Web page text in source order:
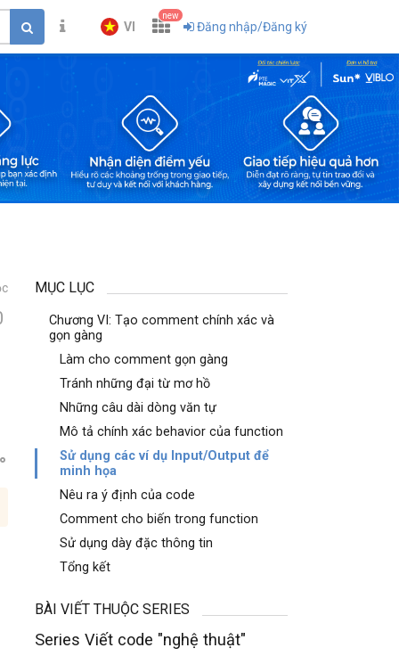
VI
new
Đăng nhập/Đăng ký
MỤC LỤC
Chương VI: Tạo comment chính xác và
gọn gàng
Làm cho comment gọn gàng
Tránh những đại từ mơ hồ
Những câu dài dòng văn tự
Mô tả chính xác behavior của function
Sử dụng các ví dụ Input/Output để
minh họa
Nêu ra ý định của code
Comment cho biến trong function
Sử dụng dày đặc thông tin
Tổng kết
BÀI VIẾT THUỘC SERIES
Series Viết code "nghệ thuật"